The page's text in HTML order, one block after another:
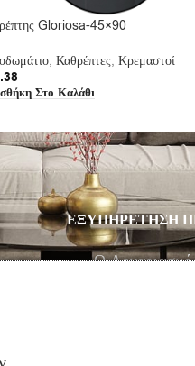
Gloriosa-45×90
, Καθρέπτες, Κρεμαστοί
Στο Καλάθι
ΕΞΥΠΗΡΕΤΗΣΗ
Ο